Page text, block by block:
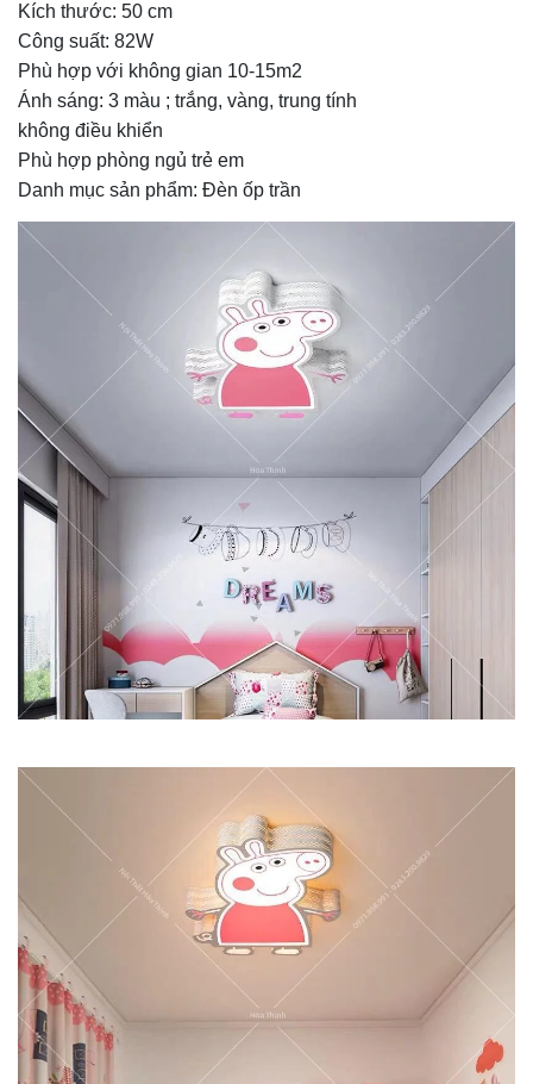
Kích thước: 50 cm
Công suất: 82W
Phù hợp với không gian 10-15m2
Ánh sáng: 3 màu ; trắng, vàng, trung tính
không điều khiển
Phù hợp phòng ngủ trẻ em
Danh mục sản phẩm: Đèn ốp trần